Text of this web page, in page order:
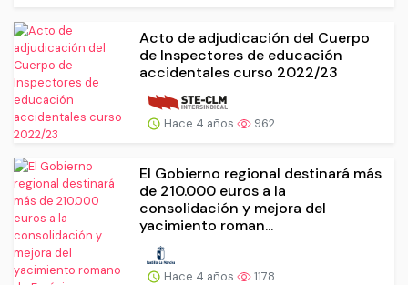
Acto de adjudicación del Cuerpo
de Inspectores de educación
accidentales curso 2022/23
Hace 4 años 962
El Gobierno regional destinará más
de 210.000 euros a la
consolidación y mejora del
yacimiento roman...
Hace 4 años 1178